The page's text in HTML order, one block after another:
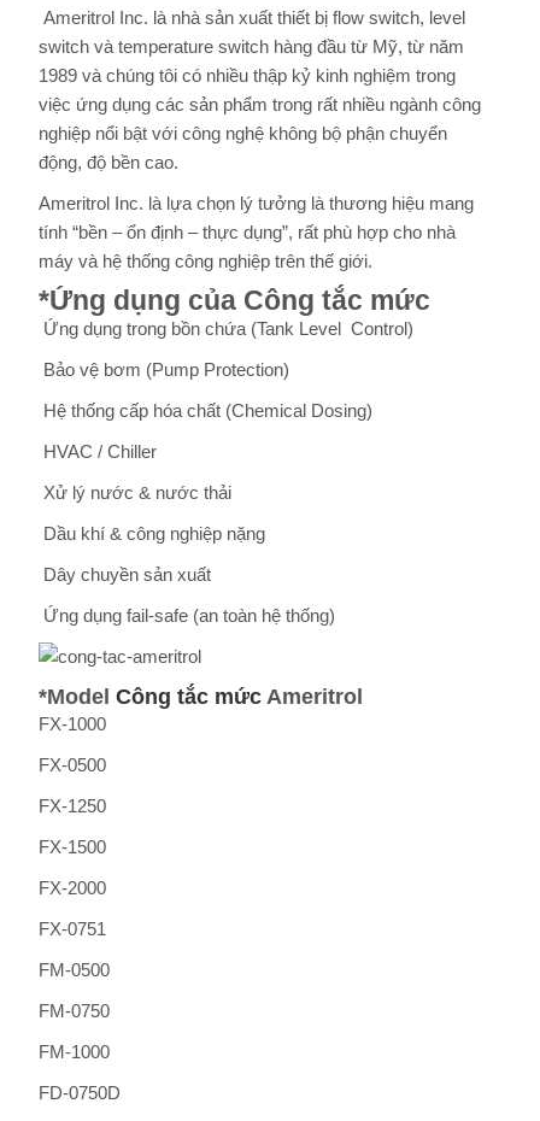
Ameritrol Inc. là nhà sản xuất thiết bị flow switch, level
switch và temperature switch hàng đầu từ Mỹ, từ năm
1989 và chúng tôi có nhiều thập kỷ kinh nghiệm trong
việc ứng dụng các sản phẩm trong rất nhiều ngành công
nghiệp nổi bật với công nghệ không bộ phận chuyển
động, độ bền cao.
Ameritrol Inc. là lựa chọn lý tưởng là thương hiệu mang
tính “bền – ổn định – thực dụng”, rất phù hợp cho nhà
máy và hệ thống công nghiệp trên thế giới.
*Ứng dụng của Công tắc mức
Ứng dụng trong bồn chứa (Tank Level Control)
Bảo vệ bơm (Pump Protection)
Hệ thống cấp hóa chất (Chemical Dosing)
HVAC / Chiller
Xử lý nước & nước thải
Dầu khí & công nghiệp nặng
Dây chuyền sản xuất
Ứng dụng fail-safe (an toàn hệ thống)
*Model Công tắc mứcAmeritrol
FX-1000
FX-0500
FX-1250
FX-1500
FX-2000
FX-0751
FM-0500
FM-0750
FM-1000
FD-0750D